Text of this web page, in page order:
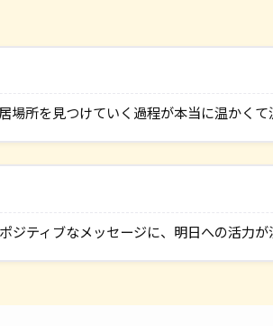
所を見つけていく過程が本当に温かくて
ジティブなメッセージに、明日への活力が